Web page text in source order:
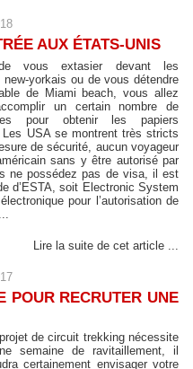
AUX ÉTATS-UNIS
vous extasier devant les
new-yorkais ou de vous détendre
de Miami beach, vous allez
un certain nombre de
pour obtenir les papiers
USA se montrent très stricts
de sécurité, aucun voyageur
sans y être autorisé par
ne possédez pas de visa, il est
d’ESTA, soit Electronic System
pour l’autorisation de
Lire la suite de cet article ...
POUR RECRUTER UNE
de circuit trekking nécessite
semaine de ravitaillement, il
certainement envisager votre